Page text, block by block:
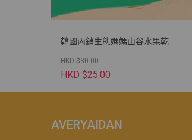
韓國內銷生態媽媽山谷水果乾
HKD $30.00
HKD $25.00
AVERYAIDAN